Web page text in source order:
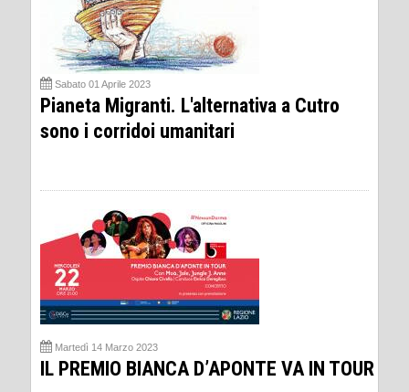
Sabato 01 Aprile 2023
Pianeta Migranti. L'alternativa a Cutro
sono i corridoi umanitari
Martedì 14 Marzo 2023
IL PREMIO BIANCA D’APONTE VA IN TOUR